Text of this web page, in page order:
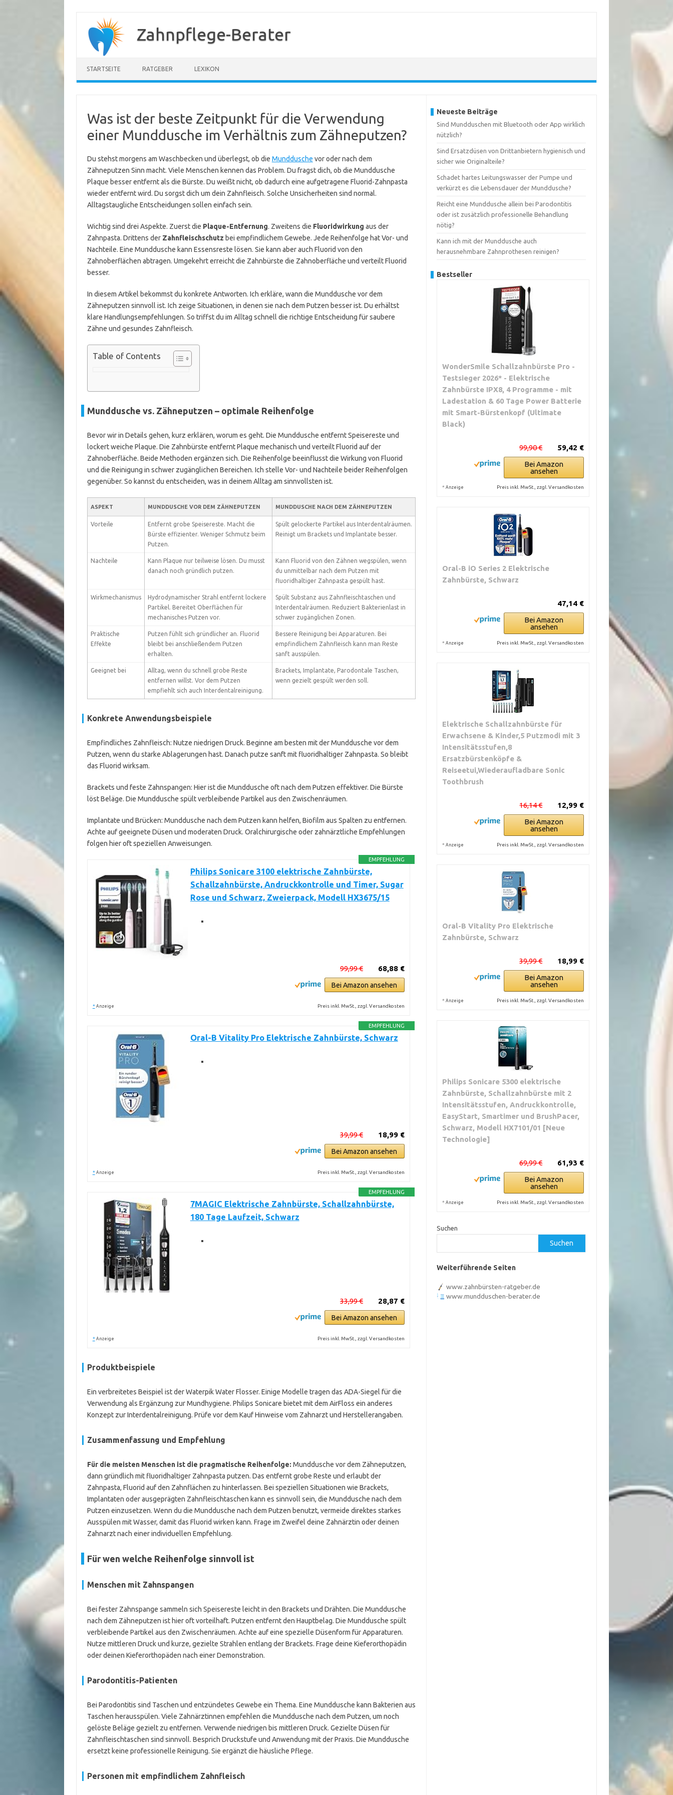
springen
Zahnpflege-Berater
STARTSEITE RATGEBER LEXIKON
Was ist der beste Zeitpunkt für die Verwendung
einer Munddusche im Verhältnis zum Zähneputzen?
Du stehst morgens am Waschbecken und überlegst, ob die Munddusche vor oder nach dem
Zähneputzen Sinn macht. Viele Menschen kennen das Problem. Du fragst dich, ob die Munddusche
Plaque besser entfernt als die Bürste. Du weißt nicht, ob dadurch eine aufgetragene Fluorid-Zahnpasta
wieder entfernt wird. Du sorgst dich um dein Zahnfleisch. Solche Unsicherheiten sind normal.
Alltagstaugliche Entscheidungen sollen einfach sein.
Wichtig sind drei Aspekte. Zuerst die Plaque-Entfernung. Zweitens die Fluoridwirkung aus der
Zahnpasta. Drittens der Zahnfleischschutz bei empfindlichem Gewebe. Jede Reihenfolge hat Vor- und
Nachteile. Eine Munddusche kann Essensreste lösen. Sie kann aber auch Fluorid von den
Zahnoberflächen abtragen. Umgekehrt erreicht die Zahnbürste die Zahnoberfläche und verteilt Fluorid
besser.
In diesem Artikel bekommst du konkrete Antworten. Ich erkläre, wann die Munddusche vor dem
Zähneputzen sinnvoll ist. Ich zeige Situationen, in denen sie nach dem Putzen besser ist. Du erhältst
klare Handlungsempfehlungen. So triffst du im Alltag schnell die richtige Entscheidung für saubere
Zähne und gesundes Zahnfleisch.
Table of Contents
Munddusche vs. Zähneputzen – optimale Reihenfolge
Bevor wir in Details gehen, kurz erklären, worum es geht. Die Munddusche entfernt Speisereste und
lockert weiche Plaque. Die Zahnbürste entfernt Plaque mechanisch und verteilt Fluorid auf der
Zahnoberfläche. Beide Methoden ergänzen sich. Die Reihenfolge beeinflusst die Wirkung von Fluorid
und die Reinigung in schwer zugänglichen Bereichen. Ich stelle Vor- und Nachteile beider Reihenfolgen
gegenüber. So kannst du entscheiden, was in deinem Alltag am sinnvollsten ist.
ASPEKT MUNDDUSCHE VOR DEM ZÄHNEPUTZEN MUNDDUSCHE NACH DEM ZÄHNEPUTZEN
Vorteile
Entfernt grobe Speisereste. Macht die
Bürste effizienter. Weniger Schmutz beim
Putzen.
Spült gelockerte Partikel aus Interdentalräumen.
Reinigt um Brackets und Implantate besser.
Nachteile
Kann Plaque nur teilweise lösen. Du musst
danach noch gründlich putzen.
Kann Fluorid von den Zähnen wegspülen, wenn
du unmittelbar nach dem Putzen mit
fluoridhaltiger Zahnpasta gespült hast.
Wirkmechanismus
Hydrodynamischer Strahl entfernt lockere
Partikel. Bereitet Oberflächen für
mechanisches Putzen vor.
Spült Substanz aus Zahnfleischtaschen und
Interdentalräumen. Reduziert Bakterienlast in
schwer zugänglichen Zonen.
Praktische
Effekte
Putzen fühlt sich gründlicher an. Fluorid
bleibt bei anschließendem Putzen
erhalten.
Bessere Reinigung bei Apparaturen. Bei
empfindlichem Zahnfleisch kann man Reste
sanft ausspülen.
Geeignet bei
Alltag, wenn du schnell grobe Reste
entfernen willst. Vor dem Putzen
empfiehlt sich auch Interdentalreinigung.
Brackets, Implantate, Parodontale Taschen,
wenn gezielt gespült werden soll.
Konkrete Anwendungsbeispiele
Empfindliches Zahnfleisch: Nutze niedrigen Druck. Beginne am besten mit der Munddusche vor dem
Putzen, wenn du starke Ablagerungen hast. Danach putze sanft mit fluoridhaltiger Zahnpasta. So bleibt
das Fluorid wirksam.
Brackets und feste Zahnspangen: Hier ist die Munddusche oft nach dem Putzen effektiver. Die Bürste
löst Beläge. Die Munddusche spült verbleibende Partikel aus den Zwischenräumen.
Implantate und Brücken: Munddusche nach dem Putzen kann helfen, Biofilm aus Spalten zu entfernen.
Achte auf geeignete Düsen und moderaten Druck. Oralchirurgische oder zahnärztliche Empfehlungen
folgen hier oft speziellen Anweisungen.
EMPFEHLUNG
Philips Sonicare 3100 elektrische Zahnbürste,
Schallzahnbürste, Andruckkontrolle und Timer, Sugar
Rose und Schwarz, Zweierpack, Modell HX3675/15
68,88 €
99,99 €
Bei Amazon ansehen
* Anzeige Preis inkl. MwSt., zzgl. Versandkosten
EMPFEHLUNG
Oral-B Vitality Pro Elektrische Zahnbürste, Schwarz
18,99 €
39,99 €
Bei Amazon ansehen
* Anzeige Preis inkl. MwSt., zzgl. Versandkosten
EMPFEHLUNG
7MAGIC Elektrische Zahnbürste, Schallzahnbürste,
180 Tage Laufzeit, Schwarz
28,87 €
33,99 €
Bei Amazon ansehen
* Anzeige Preis inkl. MwSt., zzgl. Versandkosten
Produktbeispiele
Ein verbreitetes Beispiel ist der Waterpik Water Flosser. Einige Modelle tragen das ADA-Siegel für die
Verwendung als Ergänzung zur Mundhygiene. Philips Sonicare bietet mit dem AirFloss ein anderes
Konzept zur Interdentalreinigung. Prüfe vor dem Kauf Hinweise vom Zahnarzt und Herstellerangaben.
Zusammenfassung und Empfehlung
Für die meisten Menschen ist die pragmatische Reihenfolge: Munddusche vor dem Zähneputzen,
dann gründlich mit fluoridhaltiger Zahnpasta putzen. Das entfernt grobe Reste und erlaubt der
Zahnpasta, Fluorid auf den Zahnflächen zu hinterlassen. Bei speziellen Situationen wie Brackets,
Implantaten oder ausgeprägten Zahnfleischtaschen kann es sinnvoll sein, die Munddusche nach dem
Putzen einzusetzen. Wenn du die Munddusche nach dem Putzen benutzt, vermeide direktes starkes
Ausspülen mit Wasser, damit das Fluorid wirken kann. Frage im Zweifel deine Zahnärztin oder deinen
Zahnarzt nach einer individuellen Empfehlung.
Für wen welche Reihenfolge sinnvoll ist
Menschen mit Zahnspangen
Bei fester Zahnspange sammeln sich Speisereste leicht in den Brackets und Drähten. Die Munddusche
nach dem Zähneputzen ist hier oft vorteilhaft. Putzen entfernt den Hauptbelag. Die Munddusche spült
verbleibende Partikel aus den Zwischenräumen. Achte auf eine spezielle Düsenform für Apparaturen.
Nutze mittleren Druck und kurze, gezielte Strahlen entlang der Brackets. Frage deine Kieferorthopädin
oder deinen Kieferorthopäden nach einer Demonstration.
Parodontitis-Patienten
Bei Parodontitis sind Taschen und entzündetes Gewebe ein Thema. Eine Munddusche kann Bakterien aus
Taschen herausspülen. Viele Zahnärztinnen empfehlen die Munddusche nach dem Putzen, um noch
gelöste Beläge gezielt zu entfernen. Verwende niedrigen bis mittleren Druck. Gezielte Düsen für
Zahnfleischtaschen sind sinnvoll. Besprich Druckstufe und Anwendung mit der Praxis. Die Munddusche
ersetzt keine professionelle Reinigung. Sie ergänzt die häusliche Pflege.
Personen mit empfindlichem Zahnfleisch
Neueste Beiträge
Sind Mundduschen mit Bluetooth oder App wirklich
nützlich?
Sind Ersatzdüsen von Drittanbietern hygienisch und
sicher wie Originalteile?
Schadet hartes Leitungswasser der Pumpe und
verkürzt es die Lebensdauer der Munddusche?
Reicht eine Munddusche allein bei Parodontitis
oder ist zusätzlich professionelle Behandlung
nötig?
Kann ich mit der Munddusche auch
herausnehmbare Zahnprothesen reinigen?
Bestseller
WonderSmile Schallzahnbürste Pro -
Testsieger 2026* - Elektrische
Zahnbürste IPX8, 4 Programme - mit
Ladestation & 60 Tage Power Batterie
mit Smart-Bürstenkopf (Ultimate
Black)
59,42 €
99,90 €
Bei Amazon
ansehen
* Anzeige Preis inkl. MwSt., zzgl. Versandkosten
Oral-B iO Series 2 Elektrische
Zahnbürste, Schwarz
47,14 €
Bei Amazon
ansehen
* Anzeige Preis inkl. MwSt., zzgl. Versandkosten
Elektrische Schallzahnbürste für
Erwachsene & Kinder,5 Putzmodi mit 3
Intensitätsstufen,8
Ersatzbürstenköpfe &
Reiseetui,Wiederaufladbare Sonic
Toothbrush
12,99 €
16,14 €
Bei Amazon
ansehen
* Anzeige Preis inkl. MwSt., zzgl. Versandkosten
Oral-B Vitality Pro Elektrische
Zahnbürste, Schwarz
18,99 €
39,99 €
Bei Amazon
ansehen
* Anzeige Preis inkl. MwSt., zzgl. Versandkosten
Philips Sonicare 5300 elektrische
Zahnbürste, Schallzahnbürste mit 2
Intensitätsstufen, Andruckkontrolle,
EasyStart, Smartimer und BrushPacer,
Schwarz, Modell HX7101/01 [Neue
Technologie]
61,93 €
69,99 €
Bei Amazon
ansehen
* Anzeige Preis inkl. MwSt., zzgl. Versandkosten
Suchen
Suchen
Weiterführende Seiten
www.zahnbürsten-ratgeber.de
www.mundduschen-berater.de